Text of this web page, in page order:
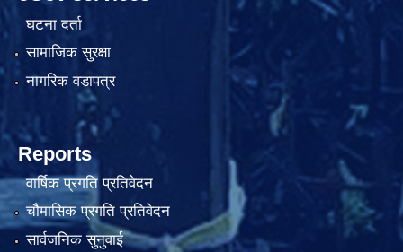
घटना दर्ता
सामाजिक सुरक्षा
नागरिक वडापत्र
Reports
वार्षिक प्रगति प्रतिवेदन
चौमासिक प्रगति प्रतिवेदन
सार्वजनिक सुनुवाई